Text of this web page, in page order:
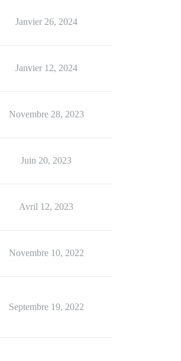
Janvier 26, 2024
Janvier 12, 2024
Novembre 28, 2023
Juin 20, 2023
Avril 12, 2023
Novembre 10, 2022
Septembre 19, 2022